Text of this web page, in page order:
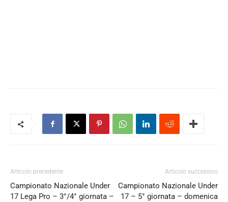
Articolo precedente
Campionato Nazionale Under
17 Lega Pro – 3°/4° giornata –
Articolo successivo
Campionato Nazionale Under
17 – 5° giornata – domenica